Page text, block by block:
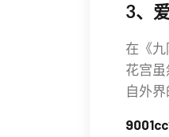
3、
在《
花宫
自外